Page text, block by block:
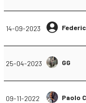
14-09-2023
25-04-2023 GG
09-11-2022 Paolo